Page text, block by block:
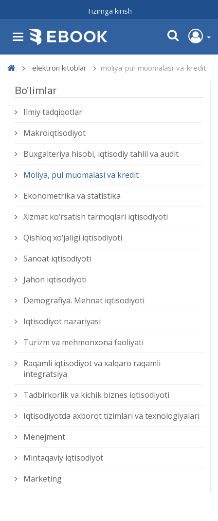
Tizimga kirish
elektron kitoblar moliya-pul-muomalasi-va-kredit
Bo'limlar
Ilmiy tadqiqotlar
Makroiqtisodiyot
Buxgalteriya hisobi, iqtisodiy tahlil va audit
Moliya, pul muomalasi va kredit
Ekonometrika va statistika
Xizmat kо‘rsatish tarmoqlari iqtisodiyoti
Qishloq xо‘jaligi iqtisodiyoti
Sanoat iqtisodiyoti
Jahon iqtisodiyoti
Demografiya. Mehnat iqtisodiyoti
Iqtisodiyot nazariyasi
Turizm va mehmonxona faoliyati
Raqamli iqtisodiyot va xalqaro raqamli
integratsiya
Tadbirkorlik va kichik biznes iqtisodiyoti
Iqtisodiyotda axborot tizimlari va texnologiyalari
Menejment
Mintaqaviy iqtisodiyot
Marketing